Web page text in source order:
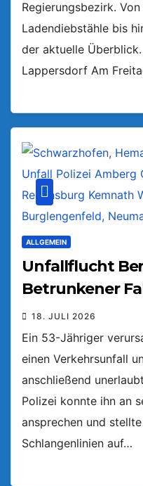
Regierungsbezirk.
Ladendiebstähle bis
der aktuelle
Lappersdorf Am
ALLGEMEIN
Unfallflucht
Betrunkener
18. JULI 2026
Ein 53-Jähriger
einen Verkehrsunfall
anschließend
Polizei konnte ihn an
ansprechen und
Schlangenlinien auf…